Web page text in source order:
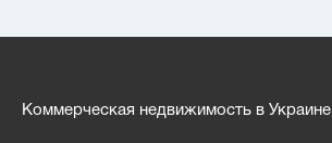
Коммерческая недвижимость в Украине